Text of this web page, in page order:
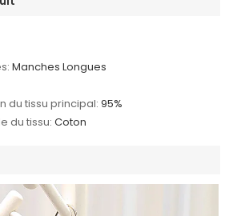
Manches Longues
du tissu principal: 95%
du tissu: Coton